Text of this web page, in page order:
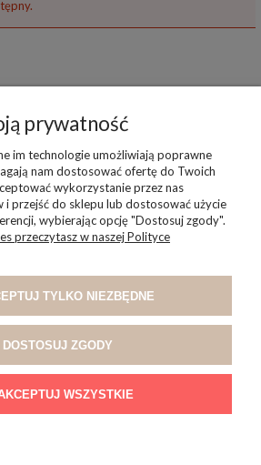
POMOC
MOJE KONTO
INFORMACJE
O NAS
prywatność
im technologie umożliwiają poprawne
nam dostosować ofertę do Twoich
wykorzystanie przez nas
przejść do sklepu lub dostosować użycie
wybierając opcję "Dostosuj zgody".
przeczytasz w naszej Polityce
TYLKO NIEZBĘDNE
DOSTOSUJ ZGODY
WSZYSTKIE